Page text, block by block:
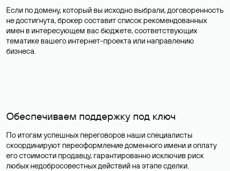
Если по домену, который вы исходно выбрали, договоренность
не достигнута, брокер составит список рекомендованных
имен в интересующем вас бюджете, соответствующих
тематике вашего интернет-проекта или направлению
бизнеса.
Обеспечиваем поддержку под ключ
По итогам успешных переговоров наши специалисты
скоординируют переоформление доменного имени и оплату
его стоимости продавцу, гарантированно исключив риск
любых недобросовестных действий на этапе сделки.